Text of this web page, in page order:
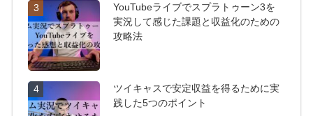
3
YouTubeライブでスプラトゥーン3を
実況して感じた課題と収益化のための
攻略法
4
ツイキャスで安定収益を得るために実
践した5つのポイント